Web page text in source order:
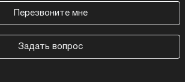
Перезвоните мне
Задать вопрос